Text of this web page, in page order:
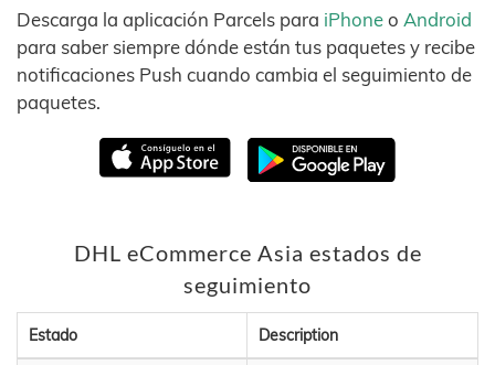
Descarga la aplicación Parcels para iPhoneo Android
para saber siempre dónde están tus paquetes y recibe
notificaciones Push cuando cambia el seguimiento de
paquetes.
DHL eCommerce Asia estados de
seguimiento
Estado Description